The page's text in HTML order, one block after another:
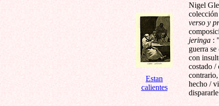
Nigel
verso y
jeringa :
guerra
con
costado /
hecho /
Estan
calientes